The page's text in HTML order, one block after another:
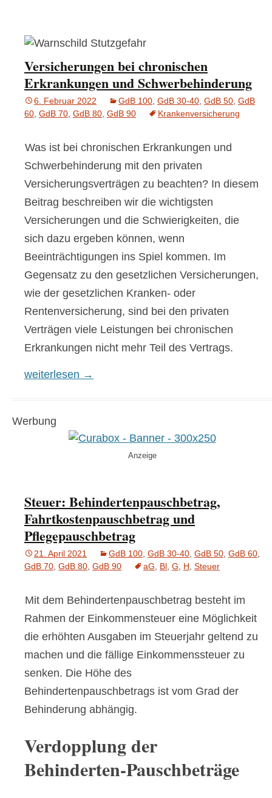
Versicherungen bei chronischen
Erkrankungen und Schwerbehinderung
6. Februar 2022 GdB 100 GdB 30-40 GdB 50 GdB
60 GdB 70 GdB 80 GdB 90 Krankenversicherung
Was ist bei chronischen Erkrankungen und
Schwerbehinderung mit den privaten
Versicherungsverträgen zu beachten? In diesem
Beitrag beschreiben wir die wichtigsten
Versicherungen und die Schwierigkeiten, die
sich dazu ergeben können, wenn
Beeinträchtigungen ins Spiel kommen. Im
Gegensatz zu den gesetzlichen Versicherungen,
wie der gesetzlichen Kranken- oder
Rentenversicherung, sind bei den privaten
Verträgen viele Leistungen bei chronischen
Erkrankungen nicht mehr Teil des Vertrags.
Versicherungen bei chronischen Erkrankungen
weiterlesen →
Werbung
Anzeige
Steuer: Behindertenpauschbetrag,
Fahrtkostenpauschbetrag und
Pflegepauschbetrag
21. April 2021 GdB 100 GdB 30-40 GdB 50 GdB 60
GdB 70 GdB 80 GdB 90 aG Bl G H Steuer
Mit dem Behindertenpauschbetrag besteht im
Rahmen der Einkommensteuer eine Möglichkeit
die erhöhten Ausgaben im Steuerjahr geltend zu
machen und die fällige Einkommenssteuer zu
senken. Die Höhe des
Behindertenpauschbetrags ist vom Grad der
Behinderung abhängig.
Verdopplung der
Behinderten-Pauschbeträge